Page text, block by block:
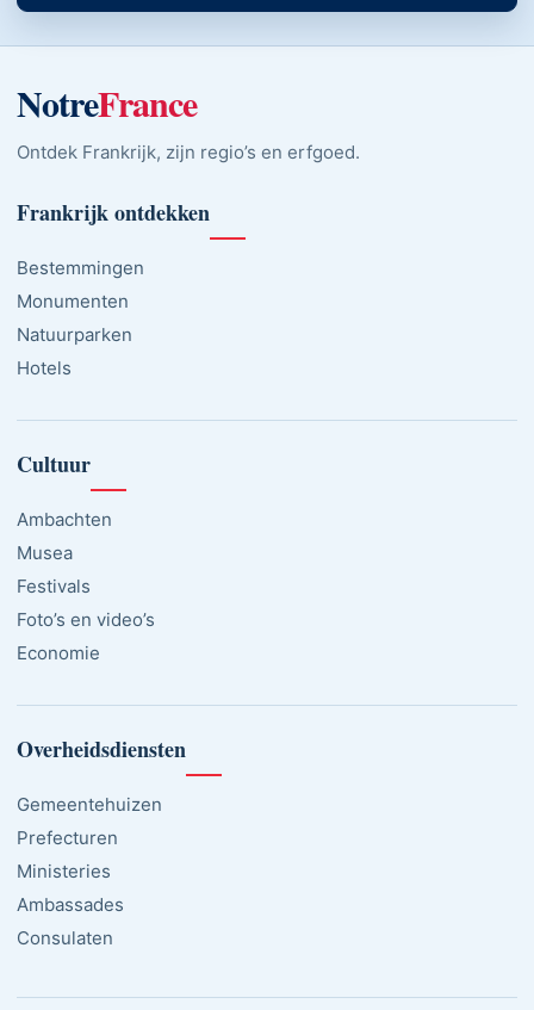
NotreFrance
Ontdek Frankrijk, zijn regio’s en erfgoed.
Frankrijk ontdekken
Bestemmingen
Monumenten
Natuurparken
Hotels
Cultuur
Ambachten
Musea
Festivals
Foto’s en video’s
Economie
Overheidsdiensten
Gemeentehuizen
Prefecturen
Ministeries
Ambassades
Consulaten